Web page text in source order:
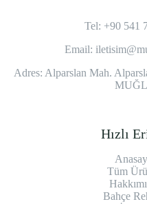
Tel: +90 541
Email:
Adres: Alparslan Mah.
Hızlı
Tüm
Bahçe